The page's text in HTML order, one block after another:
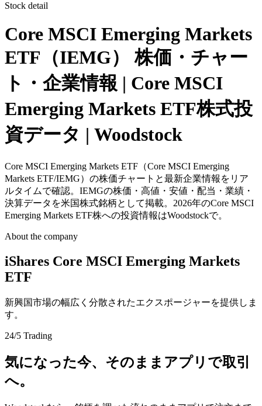
Stock detail
Core MSCI Emerging Markets
ETF（IEMG）
株価・チャー
ト・企業情報 | Core MSCI
Emerging Markets ETF株式投
資データ | Woodstock
Core MSCI Emerging Markets ETF（Core MSCI Emerging
Markets ETF/IEMG）の株価チャートと最新企業情報をリア
ルタイムで確認。IEMGの株価・高値・安値・配当・業績・
決算データを米国株式銘柄として掲載。2026年のCore MSCI
Emerging Markets ETF株への投資情報はWoodstockで。
About the company
iShares Core MSCI Emerging Markets
ETF
新興国市場の幅広く分散されたエクスポージャーを提供しま
す。
24/5 Trading
気になった今、そのままアプリで取引
へ。